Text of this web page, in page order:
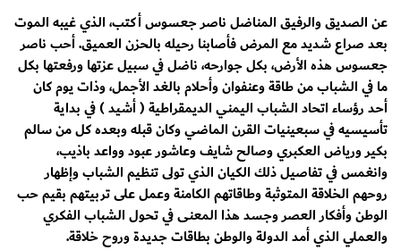
عن الصديق والرفيق المناضل ناصر جعسوس أكتب، الذي غيبه الموت
بعد صراع شديد مع المرض فأصابنا رحيله بالحزن العميق. أحب ناصر
جعسوس هذه الأرض، بكل جوارحه، ناضل في سبيل عزتها ورفعتها بكل
ما في الشباب من طاقة وعنفوان وأحلام بالغد الأجمل، وذات يوم كان
أحد رؤساء اتحاد الشباب اليمني الديمقراطية ( أشيد ) في بداية
تأسيسيه في سبعينيات القرن الماضي وكان قبله وبعده كل من سالم
بكير ورياض العكبري وصالح شايف وعاشور عبود وواعد باذيب،
وانغمس في تفاصيل ذلك الكيان الذي تولى تنظيم الشباب وإظهار
روحهم الخلاقة المتوثبة وطاقاتهم الكامنة وعمل على تربيتهم بقيم حب
الوطن وأفكار العصر وجسد هذا المعنى في تحول الشباب الفكري
والعملي الذي أمد الدولة والوطن بطاقات جديدة وروح خلاقة.